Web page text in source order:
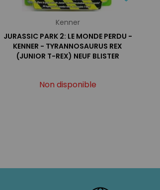
Kenner
JURASSIC PARK 2: LE MONDE PERDU -
KENNER - TYRANNOSAURUS REX
(JUNIOR T-REX) NEUF BLISTER
Non disponible